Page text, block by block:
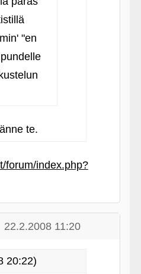
"en
te.
forum/index.php?
22.2.2008 11:20
20:22)